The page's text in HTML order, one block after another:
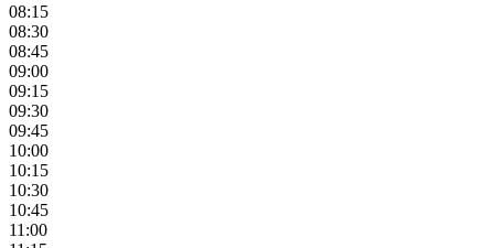
08:15
08:30
08:45
09:00
09:15
09:30
09:45
10:00
10:15
10:30
10:45
11:00